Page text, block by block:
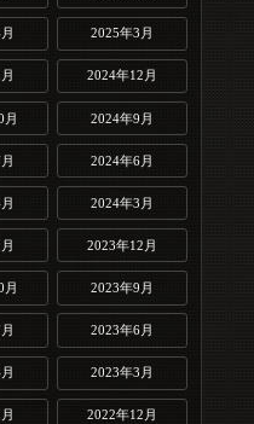
2025年3月
2024年12月
月 2024年9月
2024年6月
2024年3月
2023年12月
月 2023年9月
2023年6月
2023年3月
2022年12月